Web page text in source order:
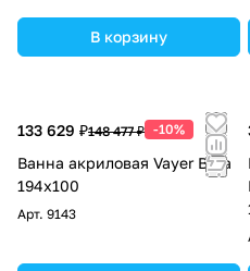
В корзину
133 629 ₽148 477 ₽ -10%
Ванна акриловая Vayer Beta
194x100
Арт. 9143